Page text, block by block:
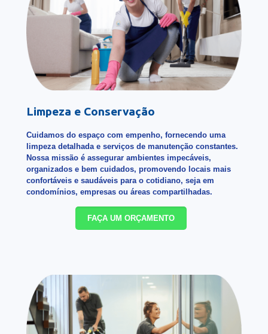
Limpeza e Conservação
Cuidamos do espaço com empenho, fornecendo uma
limpeza detalhada e serviços de manutenção constantes.
Nossa missão é assegurar ambientes impecáveis,
organizados e bem cuidados, promovendo locais mais
confortáveis e saudáveis para o cotidiano, seja em
condomínios, empresas ou áreas compartilhadas.
FAÇA UM ORÇAMENTO